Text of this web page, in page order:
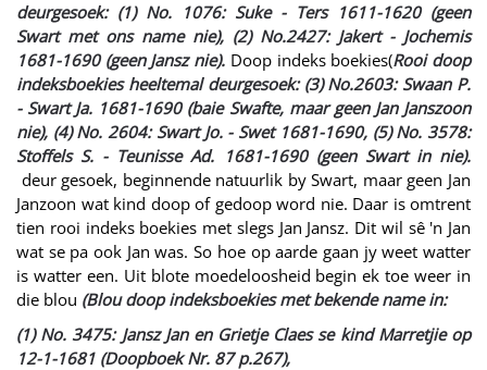
deurgesoek: (1) No. 1076: Suke - Ters 1611-1620 (geen
Swart met ons name nie), (2) No.2427: Jakert - Jochemis
1681-1690 (geen Jansz nie). Doop indeks boekies(Rooi doop
indeksboekies heeltemal deurgesoek: (3) No.2603: Swaan P.
- Swart Ja. 1681-1690 (baie Swafte, maar geen Jan Janszoon
nie), (4) No. 2604: Swart Jo. - Swet 1681-1690, (5) No. 3578:
Stoffels S. - Teunisse Ad. 1681-1690 (geen Swart in nie).
deur gesoek, beginnende natuurlik by Swart, maar geen Jan
Janzoon wat kind doop of gedoop word nie. Daar is omtrent
tien rooi indeks boekies met slegs Jan Jansz. Dit wil sê 'n Jan
wat se pa ook Jan was. So hoe op aarde gaan jy weet watter
is watter een. Uit blote moedeloosheid begin ek toe weer in
die blou (Blou doop indeksboekies met bekende name in:
(1) No. 3475: Jansz Jan en Grietje Claes se kind Marretjie op
12-1-1681 (Doopboek Nr. 87 p.267),